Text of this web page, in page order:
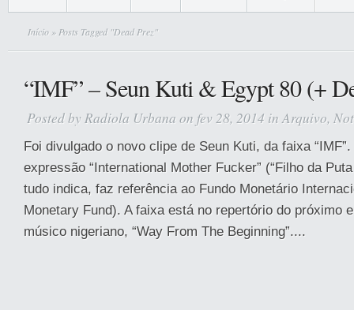
Início » Posts Tagged "Dead Prez"
“IMF” – Seun Kuti & Egypt 80 (+
Posted by Radiola Urbana on fev 28, 2014 inArquivo,
Foi divulgado o novo clipe de Seun Kuti, da faixa
expressão “International Mother Fucker” (“Filho da
tudo indica, faz referência ao Fundo Monetário
Monetary Fund). A faixa está no repertório do próximo
músico nigeriano, “Way From The Beginning”....